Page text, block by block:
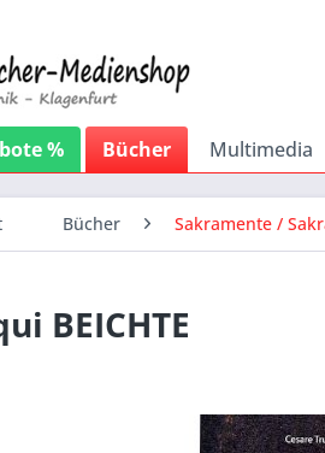
% Bücher Multimedia
Bücher Sakramente /
BEICHTE